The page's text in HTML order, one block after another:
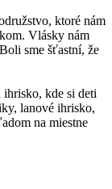
ktoré nám
Vlásky nám
sme šťastní, že
ihrisko, kde si deti
lanové ihrisko,
na miestne